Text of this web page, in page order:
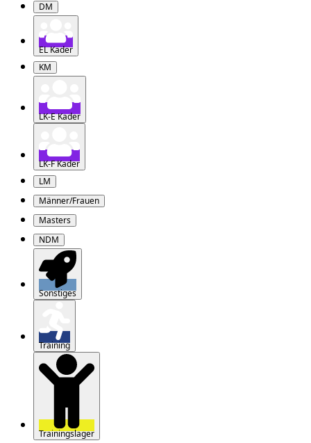
DM
EL Kader
KM
LK-E Kader
LK-F Kader
LM
Männer/Frauen
Masters
NDM
Sonstiges
Training
Trainingslager